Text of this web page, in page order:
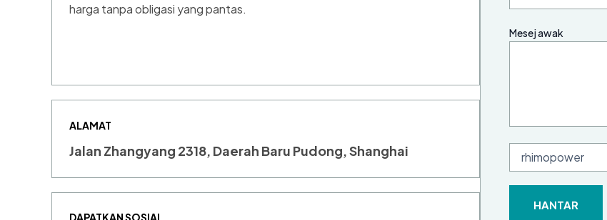
harga tanpa obligasi yang pantas.
ALAMAT
Jalan Zhangyang 2318, Daerah Baru Pudong, Shanghai
DAPATKAN SOSIAL
Mesej awak